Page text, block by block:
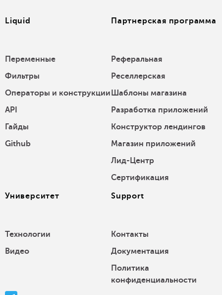
Liquid
Переменные
Фильтры
Операторы и конструкции
API
Гайды
Github
Партнерская программа
Реферальная
Реселлерская
Шаблоны магазина
Разработка приложений
Конструктор лендингов
Магазин приложений
Лид-Центр
Сертификация
Университет
Технологии
Видео
Support
Контакты
Документация
Политика
конфиденциальности